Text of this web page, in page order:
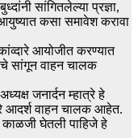
सांगितलेल्या प्रज्ञा,
आयुष्यात कसा समावेश करावा
आयोजीत करण्यात
सांगून वाहन चालक
जनार्दन म्हात्रे हे
आदर्श वाहन चालक आहेत.
घेतली पाहिजे हे